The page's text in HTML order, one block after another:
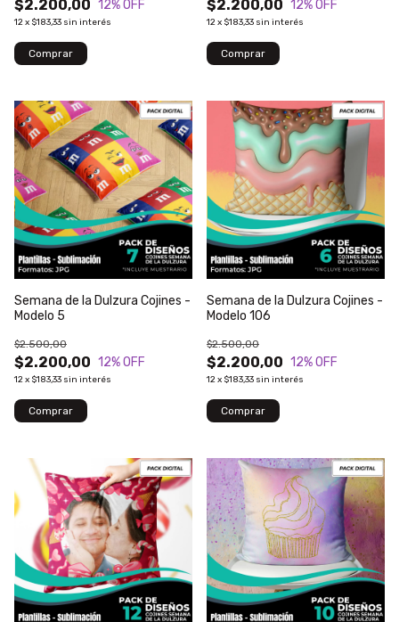
$2.200,00 12% OFF
12x $183,33 sin interés
$2.200,00 12% OFF
12x $183,33 sin interés
Semana de la Dulzura Cojines -
Modelo 5
$2.200,00
$2.500,00
12% OFF
12x $183,33 sin interés
Semana de la Dulzura Cojines -
Modelo 106
$2.200,00
$2.500,00
12% OFF
12x $183,33 sin interés